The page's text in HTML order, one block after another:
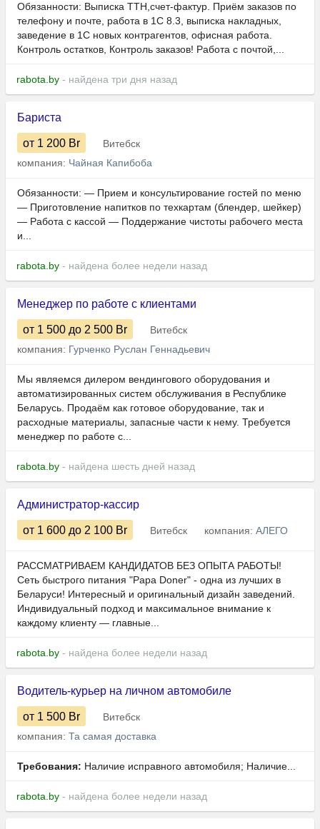
Обязанности: Выписка ТТН,счет-фактур. Приём заказов по
телефону и почте, работа в 1С 8.3, выписка накладных,
заведение в 1С новых контрагентов, офисная работа.
Контроль остатков, Контроль заказов! Работа с почтой,...
rabota.by - найдена три дня назад
Бариста
от 1 200 Br
Витебск
компания: Чайная Капибоба
Обязанности: — Прием и консультирование гостей по меню
— Приготовление напитков по техкартам (блендер, шейкер)
— Работа с кассой — Поддержание чистоты рабочего места
и...
rabota.by - найдена более недели назад
Менеджер по работе с клиентами
от 1 500 до 2 500 Br
Витебск
компания: Гурченко Руслан Геннадьевич
Мы являемся дилером вендингового оборудования и
автоматизированных систем обслуживания в Республике
Беларусь. Продаём как готовое оборудование, так и
расходные материалы, запасные части к нему. Требуется
менеджер по работе с...
rabota.by - найдена шесть дней назад
Администратор-кассир
от 1 600 до 2 100 Br Витебск компания: АЛЕГО
РАССМАТРИВАЕМ КАНДИДАТОВ БЕЗ ОПЫТА РАБОТЫ!
Сеть быстрого питания "Papa Doner" - одна из лучших в
Беларуси! Интересный и оригинальный дизайн заведений.
Индивидуальный подход и максимальное внимание к
каждому клиенту — главные...
rabota.by - найдена более недели назад
Водитель-курьер на личном автомобиле
от 1 500 Br
Витебск
компания: Та самая доставка
Требования: Наличие исправного автомобиля; Наличие...
rabota.by - найдена более недели назад